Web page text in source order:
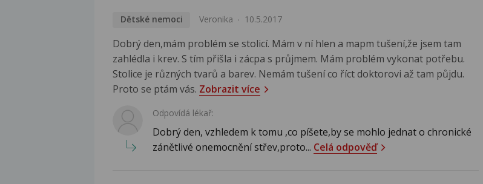
Dětské nemoci Veronika 10.5.2017
Dobrý den,mám problém se stolicí. Mám v ní hlen a mapm tušení,že jsem tam
zahlédla i krev. S tím přišla i zácpa s průjmem. Mám problém vykonat potřebu.
Stolice je různých tvarů a barev. Nemám tušení co říct doktorovi až tam půjdu.
Proto se ptám vás. Zobrazit více
Odpovídá lékař:
Dobrý den, vzhledem k tomu ,co píšete,by se mohlo jednat o chronické
zánětlivé onemocnění střev,proto... Celá odpověď